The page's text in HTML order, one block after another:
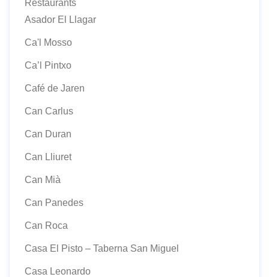
Restaurants
Asador El Llagar
Ca'l Mosso
Ca’l Pintxo
Café de Jaren
Can Carlus
Can Duran
Can Lliuret
Can Mià
Can Panedes
Can Roca
Casa El Pisto – Taberna San Miguel
Casa Leonardo